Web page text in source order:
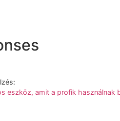
eszköz, amit a profik használnak